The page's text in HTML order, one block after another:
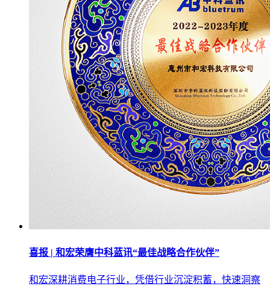
喜报 | 和宏荣膺中科蓝讯“最佳战略合作伙伴”
和宏深耕消费电子行业，凭借行业沉淀积蓄，快速洞察